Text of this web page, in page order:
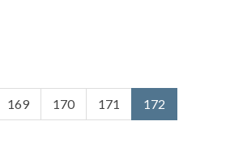
169 170 171 172